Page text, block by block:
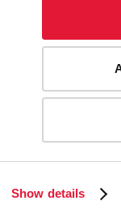
Show details